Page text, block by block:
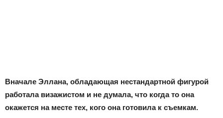
Вначале Эллана, обладающая нестандартной фигурой
работала визажистом и не думала, что когда то она
окажется на месте тех, кого она готовила к съемкам.